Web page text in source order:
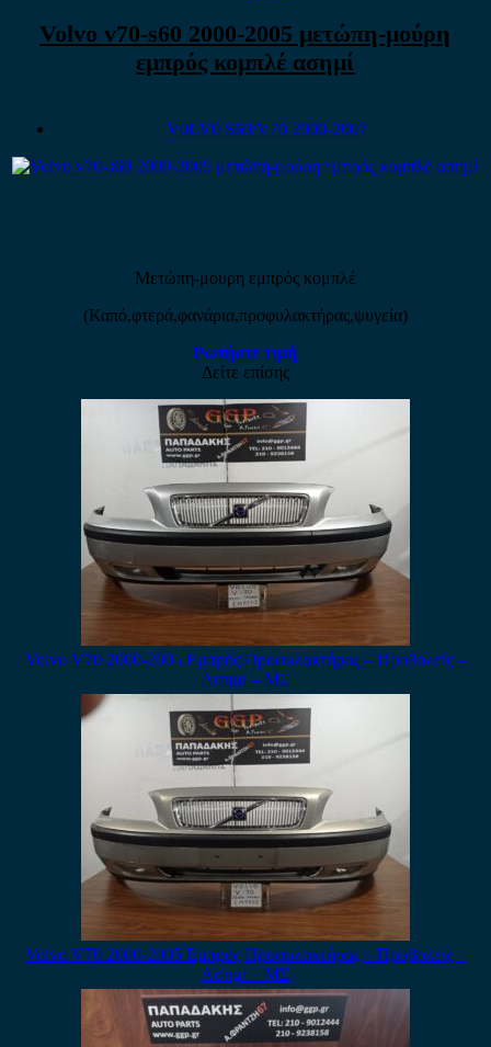
Volvo v70-s60 2000-2005 μετώπη-μούρη
εμπρός κομπλέ ασημί
V0LV0 S60/V70 2000-2007
Μετώπη-μουρη εμπρός κομπλέ
(Καπό,φτερά,φανάρια,προφυλακτήρας,ψυγεία)
Ρωτήστε τιμή
Δείτε επίσης
Volvo V70 2000-2005 Εμπρός Προφυλακτήρας – Προβολείς –
Ασημί – ΜΣ
Volvo V70 2000-2005 Εμπρός Προφυλακτήρας – Προβολείς –
Ασημί – ΜΣ